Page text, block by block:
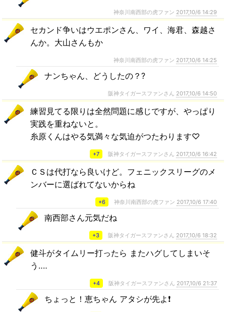
神奈川南西部の虎ファン 2017,10/6 14:29
セカンド争いはウエポンさん、ワイ、海君、森越さ
んか。大山さんもか
神奈川南西部の虎ファン 2017,10/6 14:25
ナンちゃん、どうしたの？?
阪神タイガースファンさん 2017,10/6 14:50
練習見てる限りは全然問題に感じですが、やっぱり
実践を重ねないと。
糸原くんはやる気満々な気迫がつたわります♡
+7 阪神タイガースファンさん 2017,10/6 16:42
ＣＳは代打なら良いけど。フェニックスリーグのメ
ンバーに選ばれてないからね
+6 神奈川南西部の虎ファン 2017,10/6 17:40
南西部さん元気だね
+3 阪神タイガースファンさん 2017,10/6 18:32
健斗がタイムリー打ったら またハグしてしまいそ
う‥‥
+4 阪神タイガースファンさん 2017,10/6 21:37
ちょっと！恵ちゃん アタシが先よ❗️